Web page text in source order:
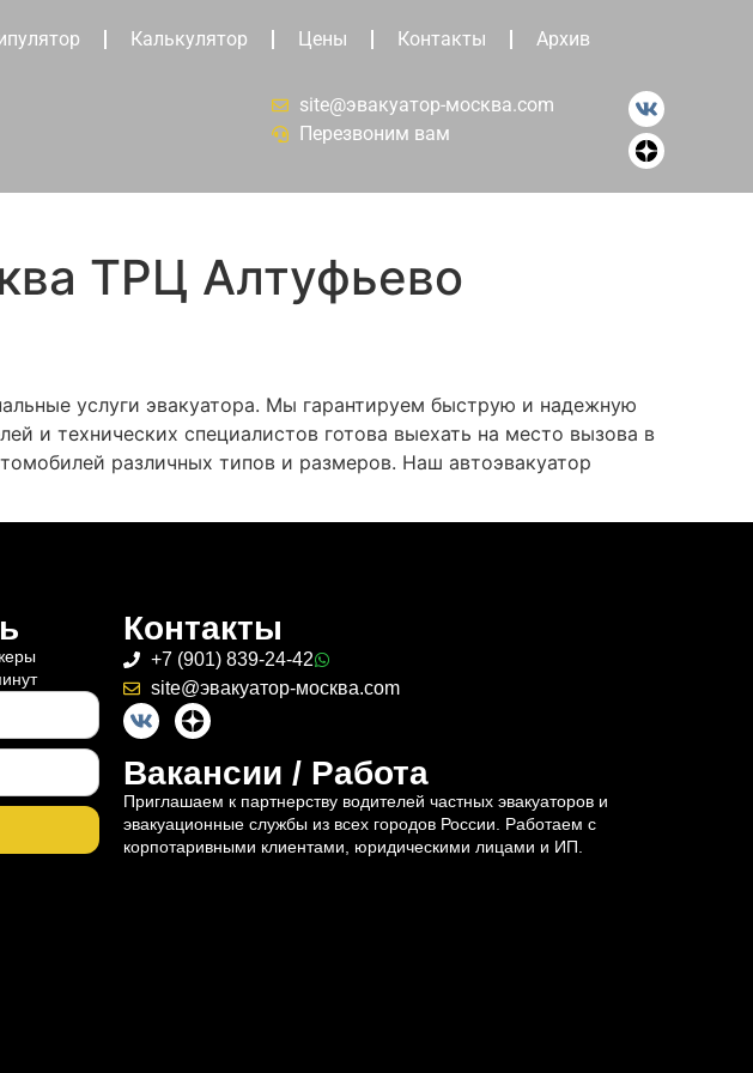
Калькулятор Цены Контакты Архив
site@эвакуатор-москва.com
Перезвоним вам
ТРЦ Алтуфьево
услуги эвакуатора. Мы гарантируем быструю и надежную
и технических специалистов готова выехать на место вызова в
различных типов и размеров. Наш автоэвакуатор
Контакты
+7 (901) 839-24-42
site@эвакуатор-москва.com
Вакансии / Работа
Приглашаем к партнерству водителей частных эвакуаторов и
эвакуационные службы из всех городов России. Работаем с
корпотаривными клиентами, юридическими лицами и ИП.